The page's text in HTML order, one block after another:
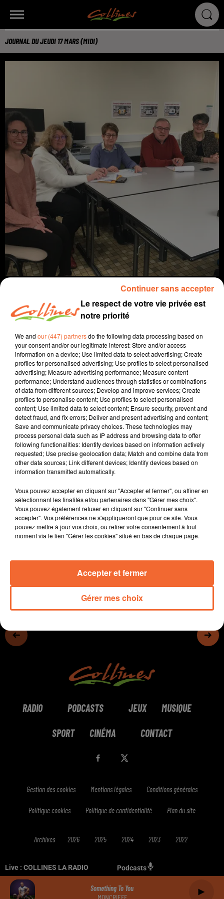
Live : COLLINES LA RADIO Podcasts
Something To You
MONCRIEFF
JOURNAL DU JEUDI 17 MARS (MIDI)
17 mars 2022 - 14 min 34 sec
JOURNAL DU JEUDI 17 MARS (MIDI)
Fabien Gazeau
L'info près de chez vous
Présenté par Fabien Gazeau
- Le prix des carburants provoquent de fortes tensions.
Des actions de blocage sont en cours et risquent de
s'intensifier la semaine prochaine
- Le Centre Socio Culturel du Pays Mauléonais (photo)
retraite. Un forum est organisé le 5 avril prochain
- Le concours des vins de Thouars a lieu ce week-end.
- Un défilé européen ce mercredi à Bressuire avant le
retour du carnaval samedi...
RADIO PODCASTS JEUX MUSIQUE
SPORT CINÉMA CONTACT
Gestion des cookies Mentions légales Conditions générales
Politique cookies Politique de confidentialité Plan du site
Archives 2026 2025 2024 2023 2022
Le respect de votre vie privée est
notre priorité
We and our (447) partnersdo the following data processing based on
your consent and/or our legitimate interest: Store and/or access
information on a device; Use limited data to select advertising; Create
profiles for personalised advertising; Use profiles to select personalised
advertising; Measure advertising performance; Measure content
performance; Understand audiences through statistics or combinations
of data from different sources; Develop and improve services; Create
profiles to personalise content; Use profiles to select personalised
content; Use limited data to select content; Ensure security, prevent and
detect fraud, and fix errors; Deliver and present advertising and content;
Save and communicate privacy choices. These technologies may
process personal data such as IP address and browsing data to offer
following functionalities: Identify devices based on information actively
requested; Use precise geolocation data; Match and combine data from
other data sources; Link different devices; Identify devices based on
information transmitted automatically.
Vous pouvez accepter en cliquant sur "Accepter et fermer", ou affiner en
sélectionnant les finalités et/ou partenaires dans "Gérer mes choix".
Vous pouvez également refuser en cliquant sur "Continuer sans
accepter". Vos préférences ne s'appliqueront que pour ce site. Vous
pouvez mettre à jour vos choix, ou retirer votre consentement à tout
moment via le lien "Gérer les cookies" situé en bas de chaque page.
Gérer mes choix
Accepter et fermer
Continuer sans accepter